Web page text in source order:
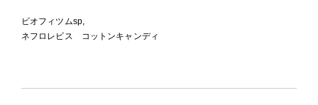
ビオフィツムsp,
ネフロレビス コットンキャンディ